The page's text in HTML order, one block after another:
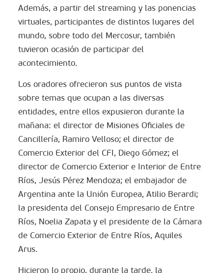
Además, a partir del streaming y las ponencias
virtuales, participantes de distintos lugares del
mundo, sobre todo del Mercosur, también
tuvieron ocasión de participar del
acontecimiento.
Los oradores ofrecieron sus puntos de vista
sobre temas que ocupan a las diversas
entidades, entre ellos expusieron durante la
mañana: el director de Misiones Oficiales de
Cancillería, Ramiro Velloso; el director de
Comercio Exterior del CFI, Diego Gómez; el
director de Comercio Exterior e Interior de Entre
Ríos, Jesús Pérez Mendoza; el embajador de
Argentina ante la Unión Europea, Atilio Berardi;
la presidenta del Consejo Empresario de Entre
Ríos, Noelia Zapata y el presidente de la Cámara
de Comercio Exterior de Entre Ríos, Aquiles
Arus.
Hicieron lo propio, durante la tarde, la